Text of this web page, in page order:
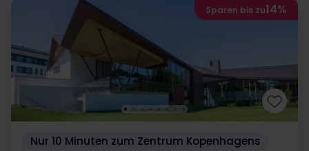
Sparen bis zu14%
Nur 10 Minuten zum Zentrum Kopenhagens